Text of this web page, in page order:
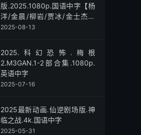
版.2025.1080p.国语中字【杨
洋/金晨/柳岩/贾冰/金士杰】
【全30集】
2025-08-13
2025.科幻恐怖.梅根
2.M3GAN.1-2部合集.1080p.
英语中字
2025-07-16
2025最新动画.仙逆剧场版.神
临之战.4k.国语中字
2025-05-31